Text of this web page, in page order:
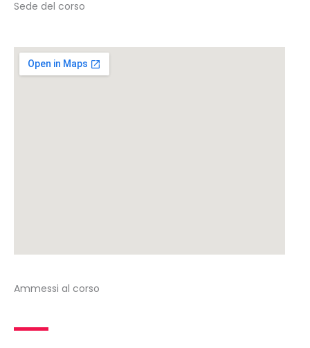
Sede del corso
Ammessi al corso